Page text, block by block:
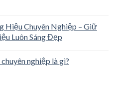
Hiệu Chuyên Nghiệp – Giữ
Luôn Sáng Đẹp
nghiệp là gì?